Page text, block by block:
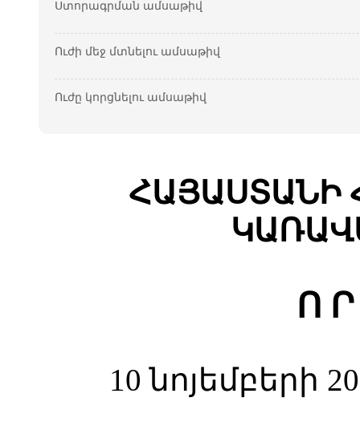
Ստորագրման ամսաթիվ
Ուժի մեջ մտնելու ամսաթիվ
Ուժը կորցնելու ամսաթիվ
ՀԱՅԱՍՏԱՆԻ
Ո
10 նոյեմբերի